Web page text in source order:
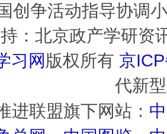
创争活动指导协调
：北京政产学研资
习网版权所有 京
代新
进联盟旗下网站：